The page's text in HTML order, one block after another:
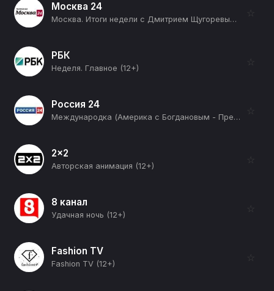
Москва 24
Москва. Итоги недели с Дмитрием Щугоревым (12+)
☆
РБК
Неделя. Главное (12+)
☆
Россия 24
Международка (Америка с Богдановым - Преемники) (12+)
☆
2x2
Авторская анимация (12+)
☆
8 канал
Удачная ночь (12+)
☆
Fashion TV
Fashion TV (12+)
☆